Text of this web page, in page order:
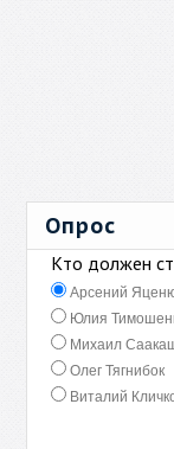
Опрос
Кто должен
Арсений
Юлия
Михаил
Олег Тягнибок
Виталий